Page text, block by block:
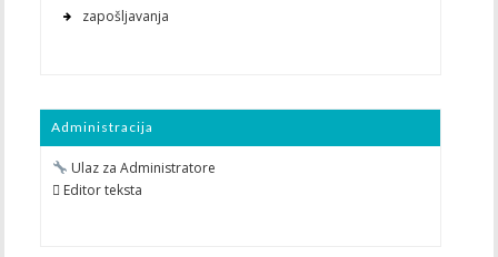
zapošljavanja
Administracija
Ulaz za Administratore
 Editor teksta